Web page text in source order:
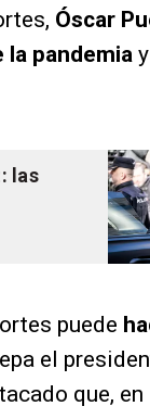
Óscar
la pandemia
las
puede
el
que, en